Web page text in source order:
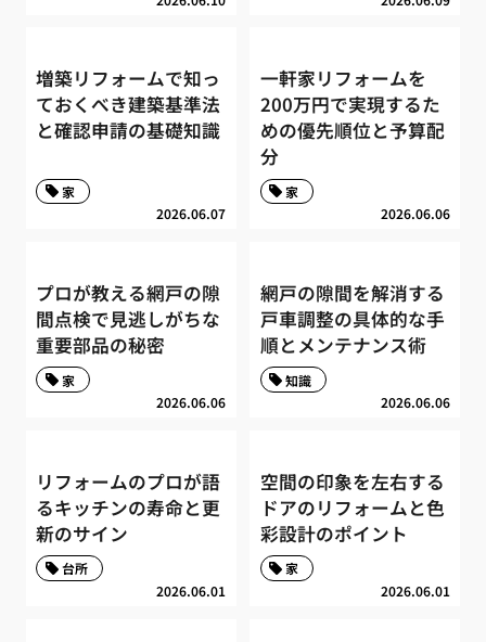
増築リフォームで知っ
ておくべき建築基準法
と確認申請の基礎知識
2026.06.07
家
一軒家リフォームを
200万円で実現するた
めの優先順位と予算配
分
2026.06.06
家
プロが教える網戸の隙
間点検で見逃しがちな
重要部品の秘密
2026.06.06
家
網戸の隙間を解消する
戸車調整の具体的な手
順とメンテナンス術
2026.06.06
知識
リフォームのプロが語
るキッチンの寿命と更
新のサイン
2026.06.01
台所
空間の印象を左右する
ドアのリフォームと色
彩設計のポイント
2026.06.01
家